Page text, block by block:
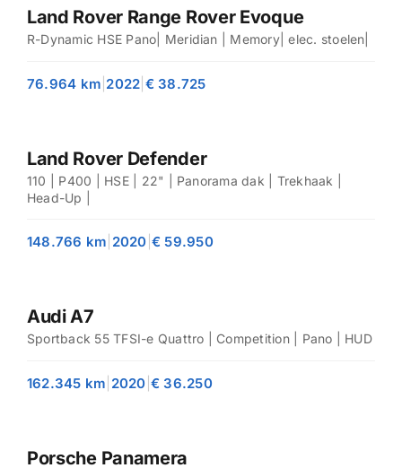
Land Rover Range Rover Evoque
R-Dynamic HSE Pano| Meridian | Memory| elec. stoelen|
76.964 km 2022 € 38.725
Land Rover Defender
110 | P400 | HSE | 22" | Panorama dak | Trekhaak |
Head-Up |
148.766 km 2020 € 59.950
Audi A7
Sportback 55 TFSI-e Quattro | Competition | Pano | HUD
162.345 km 2020 € 36.250
Porsche Panamera